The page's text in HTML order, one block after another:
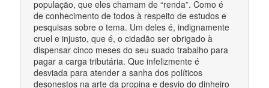
população, que eles chamam de “renda”. Como é
de conhecimento de todos à respeito de estudos e
pesquisas sobre o tema. Um deles é, indignamente
cruel e injusto, que é, o cidadão ser obrigado à
dispensar cinco meses do seu suado trabalho para
pagar a carga tributária. Que infelizmente é
desviada para atender a sanha dos políticos
desonestos na arte da propina e desvio do dinheiro